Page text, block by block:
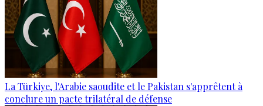
La Türkiye, l'Arabie saoudite et le Pakistan s'apprêtent à
conclure un pacte trilatéral de défense